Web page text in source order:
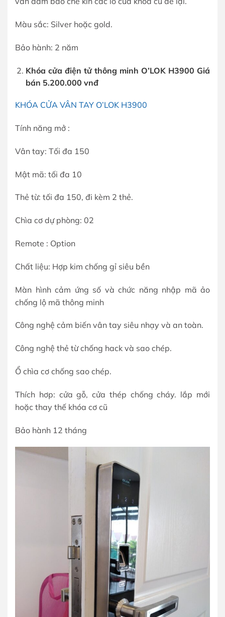
Màu sắc: Silver hoặc gold.
Bảo hành: 2 năm
Khóa cửa điện tử thông minh O’LOK H3900 Giá
bán 5.200.000 vnđ
KHÓA CỬA VÂN TAY O’LOK H3900
Tính năng mở :
Vân tay: Tối đa 150
Mật mã: tối đa 10
Thẻ từ: tối đa 150, đi kèm 2 thẻ.
Chìa cơ dự phòng: 02
Remote : Option
Chất liệu: Hợp kim chống gỉ siêu bền
Màn hình cảm ứng số và chức năng nhập mã ảo
chống lộ mã thông minh
Công nghệ cảm biến vân tay siêu nhạy và an toàn.
Công nghệ thẻ từ chống hack và sao chép.
Ổ chìa cơ chống sao chép.
Thích hơp: cửa gỗ, cửa thép chống cháy. lắp mới
hoặc thay thế khóa cơ cũ
Bảo hành 12 tháng